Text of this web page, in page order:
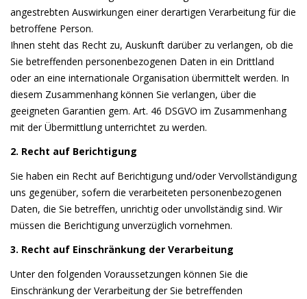
angestrebten Auswirkungen einer derartigen Verarbeitung für die
betroffene Person.
Ihnen steht das Recht zu, Auskunft darüber zu verlangen, ob die
Sie betreffenden personenbezogenen Daten in ein Drittland
oder an eine internationale Organisation übermittelt werden. In
diesem Zusammenhang können Sie verlangen, über die
geeigneten Garantien gem. Art. 46 DSGVO im Zusammenhang
mit der Übermittlung unterrichtet zu werden.
2. Recht auf Berichtigung
Sie haben ein Recht auf Berichtigung und/oder Vervollständigung
uns gegenüber, sofern die verarbeiteten personenbezogenen
Daten, die Sie betreffen, unrichtig oder unvollständig sind. Wir
müssen die Berichtigung unverzüglich vornehmen.
3. Recht auf Einschränkung der Verarbeitung
Unter den folgenden Voraussetzungen können Sie die
Einschränkung der Verarbeitung der Sie betreffenden